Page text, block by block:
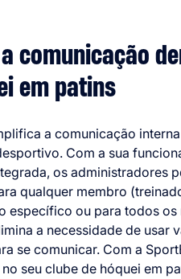
comunicação
em patins
a comunicação
Com a sua
os administradores
qualquer membro
específico ou para todos os
a necessidade de usar
se comunicar. Com a
seu clube de hóquei em